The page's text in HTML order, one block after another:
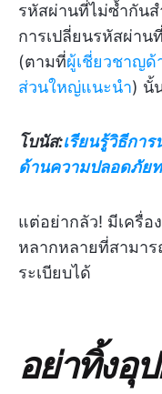
รหัสผ่านที่ไม่ซ้ำกัน
การเปลี่ยนรหัสผ่า
(ตามที่ผู้เชี่ยวชาญด้
ส่วนใหญ่แนะนำ) นั้
โบนัส:เรียนรู้วิธีกา
ด้านความปลอดภัยท
แต่อย่ากลัว! มีเครื่อ
หลากหลายที่สามา
ระเบียบได้
อย่าทิ้งอุ